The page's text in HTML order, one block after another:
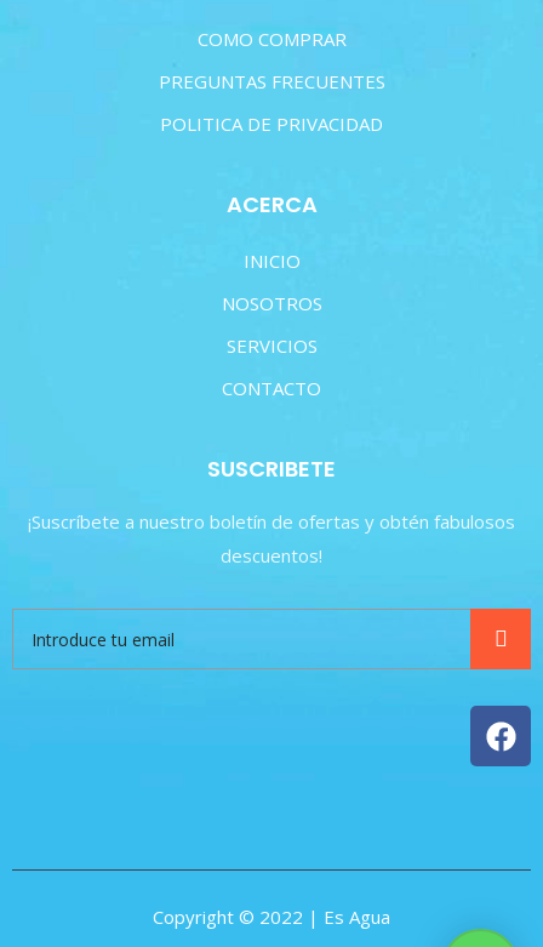
COMO COMPRAR
PREGUNTAS FRECUENTES
POLITICA DE PRIVACIDAD
ACERCA
INICIO
NOSOTROS
SERVICIOS
CONTACTO
SUSCRIBETE
¡Suscríbete a nuestro boletín de ofertas y obtén fabulosos
descuentos!
Copyright © 2022 | Es Agua